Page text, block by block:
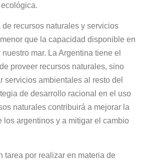
de recursos naturales y servicios
que la capacidad disponible en
mar. La Argentina tiene el
proveer recursos naturales, sino
servicios ambientales al resto del
de desarrollo racional en el uso
naturales contribuirá a mejorar la
los argentinos y a mitigar el cambio
tarea por realizar en materia de